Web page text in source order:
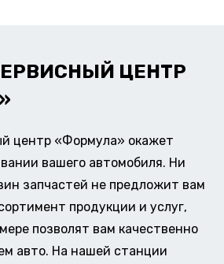
ЦЕНТР
центр «Формула» окажет
вашего автомобиля. Ни
запчастей не предложит вам
продукции и услуг,
позволят вам качественно
авто. На нашей станции